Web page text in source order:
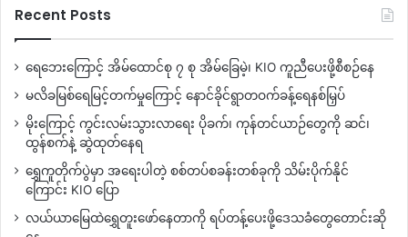
သက်ရောက်မှု ရှိလာနိုင်တယ်
လက်ရှိ အဆိုပါဒေသတစ်ကြော မြေရှားသတ္တုတူးဖော်ရေးလုပ်ငန်း
များ ဝင်ရောက်လာမှုအပေါ် ကန့်ကွက်နေသူများရှိသလို တစ်ဖက်မှာ
လည်း ငွေရရှိမည်ဆိုပါက သဘောတူသူများ ရှိနေသဖြင့်
ကျေးရွာ
အတွင်း သဘောထားကွဲလွဲမှုများ ဖြစ်ပေါ်နေကြောင်း သိရပါတယ်။
မြေရှားသတ္တုတူးဖော်မှုများကြောင့် ဒေသတွင်း
သဘာဝ
ပတ်ဝန်းကျင်၊
ကျန်းမာရေး၊ လူမှုရေးနှင့်
စီးပွားရေးကဏ္ဍတွေမှာ
လည်း ရေရှည်ဆိုးကျိုးများ ဖြစ်ပေါ်လာနိုင်ကြောင်း သဘာဝ
Recent Posts
ရေဘေးကြောင့် အိမ်ထောင်စု ၇ စု အိမ်ခြေမဲ့၊ KIO ကူညီပေးဖို့စီစဉ်နေ
မလိခမြစ်ရေမြင့်တက်မှုကြောင့် နောင်ခိုင်ရွာတဝက်ခန့်ရေနစ်မြှပ်
မိုးကြောင့် ကွင်းလမ်းသွားလာရေး ပိုခက်၊ ကုန်တင်ယာဉ်တွေကို ဆင်၊
ထွန်စက်နဲ့ ဆွဲထုတ်နေရ
ရွှေကူတိုက်ပွဲမှာ အရေးပါတဲ့ စစ်တပ်စခန်းတစ်ခုကို သိမ်းပိုက်နိုင်
ကြောင်း KIO ပြော
လယ်ယာမြေထဲရွှေတူးဖော်နေတာကို ရပ်တန့်ပေးဖို့ဒေသခံတွေတောင်းဆို